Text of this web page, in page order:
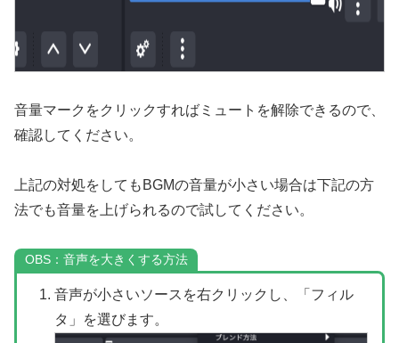
音量マークをクリックすればミュートを解除できるので、
確認してください。
上記の対処をしてもBGMの音量が小さい場合は下記の方
法でも音量を上げられるので試してください。
OBS：音声を大きくする方法
音声が小さいソースを右クリックし、「フィル
タ」を選びます。